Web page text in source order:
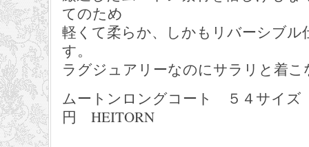
てのため
軽くて柔らか、しかもリバーシブル
す。
ラグジュアリーなのにサラリと着こ
ムートンロングコート ５４サ
円 HEITORN